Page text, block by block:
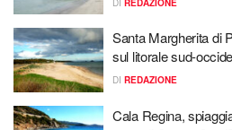
Santa Margherita di
sul litorale sud-
DI REDAZIONE
Cala Regina,